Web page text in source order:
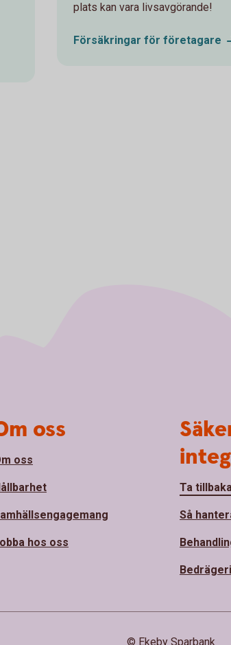
plats kan vara livsavgörande!
Försäkringar förföretagare
oss
oss
hos oss
Ta
Så
© Ekeby Sparbank